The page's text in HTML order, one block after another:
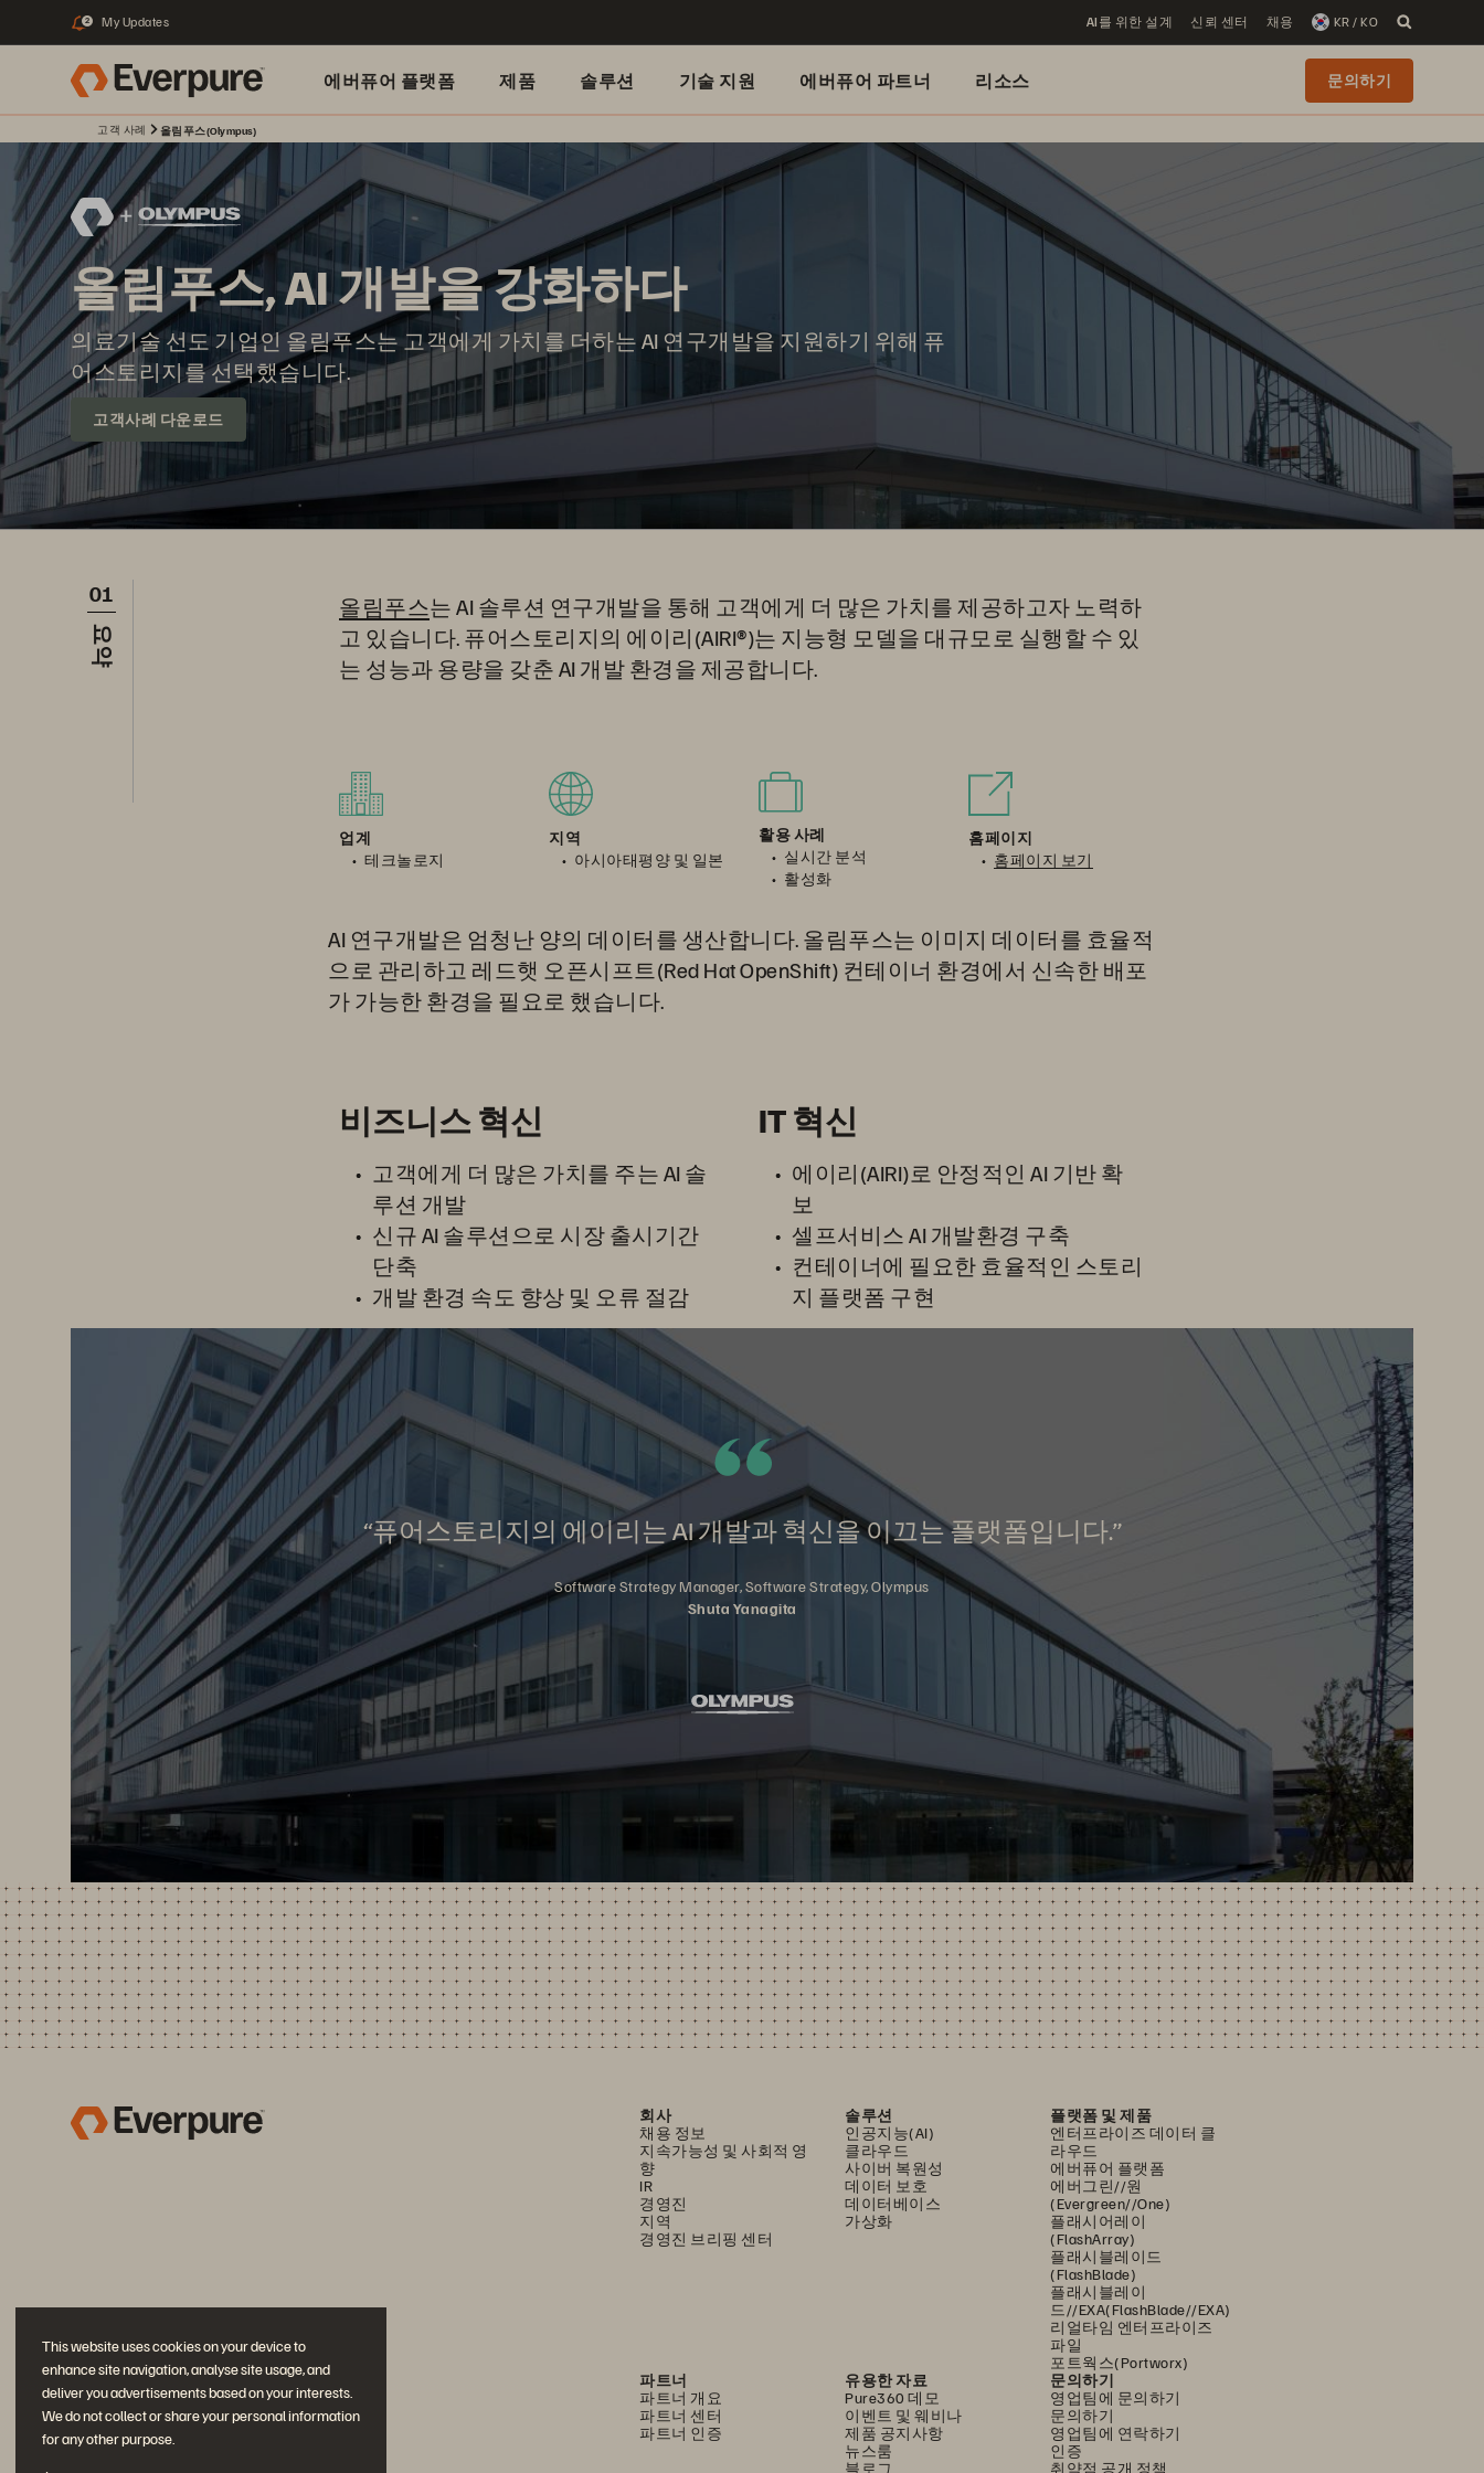
This website uses cookies on your device to
enhance site navigation, analyse site usage, and
deliver you advertisements based on your interests.
We do not collect or share your personal information
for any other purpose.
2 My Updates AI를 위한 설계 신뢰 센터 채용 KR / KO
에버퓨어 플랫폼 제품 솔루션 기술 지원 에버퓨어 파트너 리소스 문의하기
고객 사례 올림푸스(Olympus)
올림푸스, AI 개발을 강화하다
의료기술 선도 기업인 올림푸스는 고객에게 가치를 더하는 AI 연구개발을 지원하기 위해 퓨
어스토리지를 선택했습니다.
고객사례 다운로드
01
요약
올림푸스는 AI 솔루션 연구개발을 통해 고객에게 더 많은 가치를 제공하고자 노력하
고 있습니다. 퓨어스토리지의 에이리(AIRI®)는 지능형 모델을 대규모로 실행할 수 있
는 성능과 용량을 갖춘 AI 개발 환경을 제공합니다.
업계
테크놀로지
지역
아시아태평양 및 일본
활용 사례
실시간 분석
활성화
홈페이지
홈페이지 보기
AI 연구개발은 엄청난 양의 데이터를 생산합니다. 올림푸스는 이미지 데이터를 효율적
으로 관리하고 레드햇 오픈시프트(Red Hat OpenShift) 컨테이너 환경에서 신속한 배포
가 가능한 환경을 필요로 했습니다.
비즈니스 혁신
고객에게 더 많은 가치를 주는 AI 솔
루션 개발
신규 AI 솔루션으로 시장 출시기간
단축
개발 환경 속도 향상 및 오류 절감
IT 혁신
에이리(AIRI)로 안정적인 AI 기반 확
보
셀프서비스 AI 개발환경 구축
컨테이너에 필요한 효율적인 스토리
지 플랫폼 구현
“퓨어스토리지의 에이리는 AI 개발과 혁신을 이끄는 플랫폼입니다.”
Software Strategy Manager, Software Strategy, Olympus
Shuta Yanagita
회사
채용 정보
지속가능성 및 사회적 영
향
IR
경영진
지역
경영진 브리핑 센터
솔루션
인공지능(AI)
클라우드
사이버 복원성
데이터 보호
데이터베이스
가상화
플랫폼 및 제품
엔터프라이즈 데이터 클
라우드
에버퓨어 플랫폼
에버그린//원
(Evergreen//One)
플래시어레이
(FlashArray)
플래시블레이드
(FlashBlade)
플래시블레이
드//EXA(FlashBlade//EXA)
리얼타임 엔터프라이즈
파일
포트웍스(Portworx)
파트너
파트너 개요
파트너 센터
파트너 인증
유용한 자료
Pure360 데모
이벤트 및 웨비나
제품 공지사항
뉴스룸
블로그
문의하기
영업팀에 문의하기
문의하기
영업팀에 연락하기
인증
취약점 공개 정책